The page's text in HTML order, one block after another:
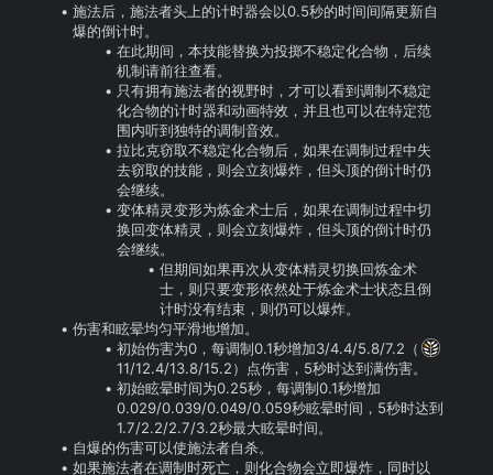
施法后，施法者头上的计时器会以0.5秒的时间间隔更新自
爆的倒计时。
在此期间，本技能替换为投掷不稳定化合物，后续
机制请前往查看。
只有拥有施法者的视野时，才可以看到调制不稳定
化合物的计时器和动画特效，并且也可以在特定范
围内听到独特的调制音效。
拉比克窃取不稳定化合物后，如果在调制过程中失
去窃取的技能，则会立刻爆炸，但头顶的倒计时仍
会继续。
变体精灵变形为炼金术士后，如果在调制过程中切
换回变体精灵，则会立刻爆炸，但头顶的倒计时仍
会继续。
但期间如果再次从变体精灵切换回炼金术
士，则只要变形依然处于炼金术士状态且倒
计时没有结束，则仍可以爆炸。
伤害和眩晕均匀平滑地增加。
初始伤害为0，每调制0.1秒增加3/4.4/5.8/7.2（
11/12.4/13.8/15.2）点伤害，5秒时达到满伤害。
初始眩晕时间为0.25秒，每调制0.1秒增加
0.029/0.039/0.049/0.059秒眩晕时间，5秒时达到
1.7/2.2/2.7/3.2秒最大眩晕时间。
自爆的伤害可以使施法者自杀。
如果施法者在调制时死亡，则化合物会立即爆炸，同时以